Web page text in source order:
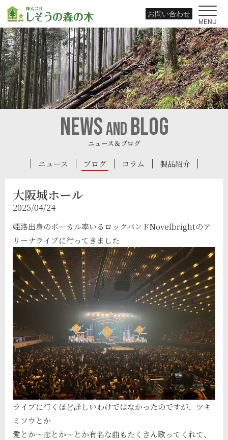
お問い合わせ
MENU
newsand blog
ニュース＆ブログ
ニュース ブログ コラム 製品紹介
大阪城ホール
2025/04/24
姫路出身のボーカル率いるロックバンドNovelbrightのア
リーナライブに行ってきました
ライブに行くほど詳しいわけではなかったのですが、ツキ
ミソウとか
愛とか～恋とか～とか有名な曲もたくさん歌ってくれて、